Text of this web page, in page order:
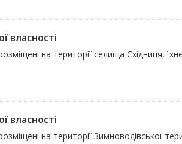
власності
на території селища Східниця,
власності
на території Зимноводівської